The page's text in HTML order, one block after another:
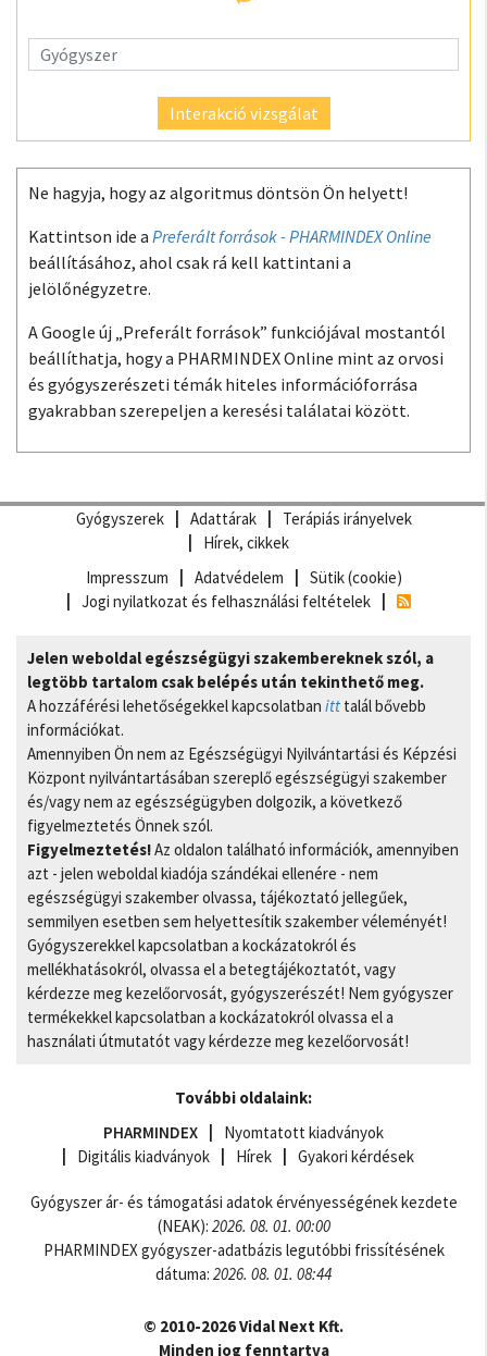
Interakció vizsgálat
Ne hagyja, hogy az algoritmus döntsön Ön helyett!
Kattintson ide a Preferált források - PHARMINDEX Online
beállításához, ahol csak rá kell kattintani a
jelölőnégyzetre.
A Google új „Preferált források” funkciójával mostantól
beállíthatja, hogy a PHARMINDEX Online mint az orvosi
és gyógyszerészeti témák hiteles információforrása
gyakrabban szerepeljen a keresési találatai között.
Gyógyszerek Adattárak
Terápiás irányelvek
Hírek, cikkek
Impresszum
Adatvédelem
Sütik (cookie)
Jogi nyilatkozat és felhasználási feltételek
Jelen weboldal egészségügyi szakembereknek szól, a
legtöbb tartalom csak belépés után tekinthető meg.
A hozzáférési lehetőségekkel kapcsolatban itt talál bővebb
információkat.
Amennyiben Ön nem az Egészségügyi Nyilvántartási és Képzési
Központ nyilvántartásában szereplő egészségügyi szakember
és/vagy nem az egészségügyben dolgozik, a következő
figyelmeztetés Önnek szól.
Figyelmeztetés!Az oldalon található információk, amennyiben
azt - jelen weboldal kiadója szándékai ellenére - nem
egészségügyi szakember olvassa, tájékoztató jellegűek,
semmilyen esetben sem helyettesítik szakember véleményét!
Gyógyszerekkel kapcsolatban a kockázatokról és
mellékhatásokról, olvassa el a betegtájékoztatót, vagy
kérdezze meg kezelőorvosát, gyógyszerészét! Nem gyógyszer
termékekkel kapcsolatban a kockázatokról olvassa el a
használati útmutatót vagy kérdezze meg kezelőorvosát!
További oldalaink:
PHARMINDEX
Nyomtatott kiadványok
Digitális kiadványok
Hírek Gyakori kérdések
Gyógyszer ár- és támogatási adatok érvényességének kezdete
(NEAK): 2026. 08. 01. 00:00
PHARMINDEX gyógyszer-adatbázis legutóbbi frissítésének
dátuma: 2026. 08. 01. 08:44
© 2010-2026 Vidal Next Kft.
Minden jog fenntartva